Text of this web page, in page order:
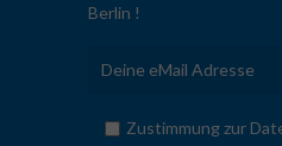
Berlin !
Zustimmung zur